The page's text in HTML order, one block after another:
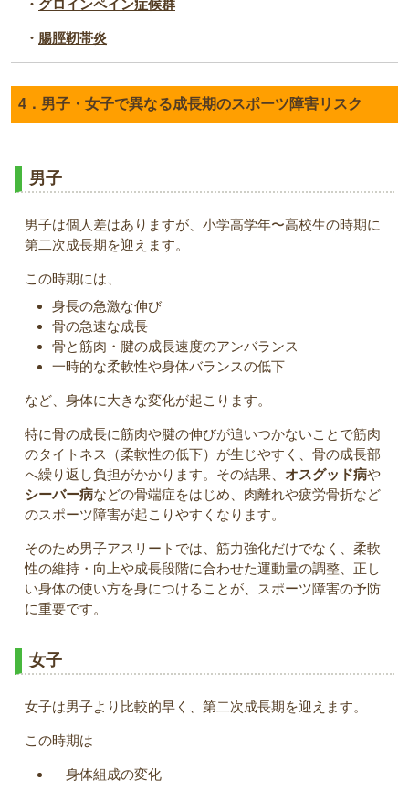
・ グロインペイン症候群
・ 腸脛靭帯炎
4．男子・女子で異なる成長期のスポーツ障害リスク
男子
男子は個人差はありますが、小学高学年〜高校生の時期に
第二次成長期を迎えます。
この時期には、
身長の急激な伸び
骨の急速な成長
骨と筋肉・腱の成長速度のアンバランス
一時的な柔軟性や身体バランスの低下
など、身体に大きな変化が起こります。
特に骨の成長に筋肉や腱の伸びが追いつかないことで筋肉
のタイトネス（柔軟性の低下）が生じやすく、骨の成長部
へ繰り返し負担がかかります。その結果、 オスグッド病や
シーバー病などの骨端症をはじめ、肉離れや疲労骨折など
のスポーツ障害が起こりやすくなります。
そのため男子アスリートでは、筋力強化だけでなく、柔軟
性の維持・向上や成長段階に合わせた運動量の調整、正し
い身体の使い方を身につけることが、スポーツ障害の予防
に重要です。
女子
女子は男子より比較的早く、第二次成長期を迎えます。
この時期は
身体組成の変化